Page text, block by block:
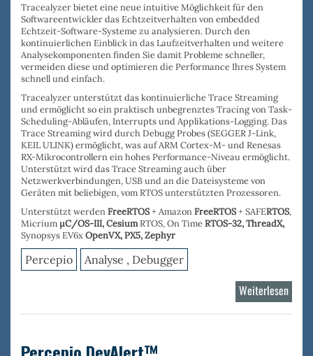
Tracealyzer bietet eine neue intuitive Möglichkeit für den
Softwareentwickler das Echtzeitverhalten von embedded
Echtzeit-Software-Systeme zu analysieren. Durch den
kontinuierlichen Einblick in das Laufzeitverhalten und weitere
Analysekomponenten finden Sie damitProbleme schneller,
vermeiden diese und optimieren die PerformanceIhres System
schnell und einfach.
Tracealyzerunterstützt daskontinuierliche Trace Streaming
und ermöglicht so ein praktisch unbegrenztes Tracing von Task-
Scheduling-Abläufen, Interrupts und Applikations-Logging. Das
Trace Streaming wird durch Debugg Probes(SEGGER J-Link,
KEIL ULINK) ermöglicht, was auf ARM Cortex-M- und Renesas
RX-Mikrocontrollern ein hohes Performance-Niveau ermöglicht.
Unterstützt wird das Trace Streaming auch über
Netzwerkverbindungen, USBund an dieDateisystemevon
Geräten mit beliebigen, vom RTOS unterstützten Prozessoren.
Unterstützt werden FreeRTOS+ Amazon FreeRTOS+ SAFERTOS,
Micrium µC/OS-III,CesiumRTOS, On TimeRTOS-32,ThreadX,
Synopsys EV6xOpenVX,PX5, Zephyr
Percepio Analyse , Debugger
Weiterlesen